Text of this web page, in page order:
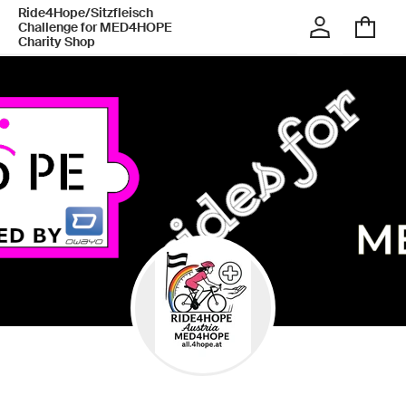
Ride4Hope/Sitzfleisch
Challenge for MED4HOPE
Charity Shop